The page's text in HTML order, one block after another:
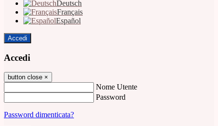
Deutsch
Français
Español
Accedi
Accedi
button close ×
Nome Utente
Password
Password dimenticata?